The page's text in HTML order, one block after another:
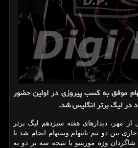
موفق به كسب پیروزی در اولین حضور
در لیگ برتر انگلیس شد.
از مهر، دیدارهای هفته سیزدهم لیگ برتر
بین دو تیم تاتنهام وستهام انجام شد تا
وزه مورینیو با نتیجه سه بر دو به